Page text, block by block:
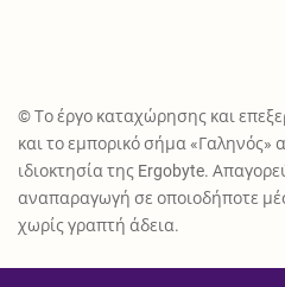
© Το έργο καταχώρησης και
και το εμπορικό σήμα «Γαληνός»
ιδιοκτησία της Ergobyte.
αναπαραγωγή σε οποιοδήποτε
χωρίς γραπτή άδεια.